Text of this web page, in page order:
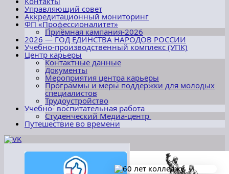
Управляющий совет
Аккредитационный мониторинг
ФП «Профессионалитет»
Приёмная кампания-2026
2026 — ГОД ЕДИНСТВА НАРОДОВ РОССИИ
Учебно-производственный комплекс (УПК)
Центр карьеры
Контактные данные
Документы
Мероприятия центра карьеры
Программы и меры поддержки для молодых
специалистов
Трудоустройство
Учебно- воспитательная работа
Студенческий Медиа-центр
Путешествие во времени